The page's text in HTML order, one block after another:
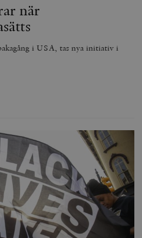
när
i USA, tas nya initiativ i